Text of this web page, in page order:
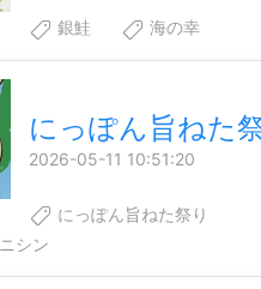
銀鮭 海の幸
にっぽん旨ねた
2026-05-11 10:51:20
にっぽん旨ねた祭り
シン